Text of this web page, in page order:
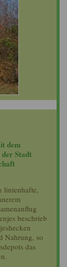
dem
Stadt
linienhafte,
beschrieb
Nahrung, so
das